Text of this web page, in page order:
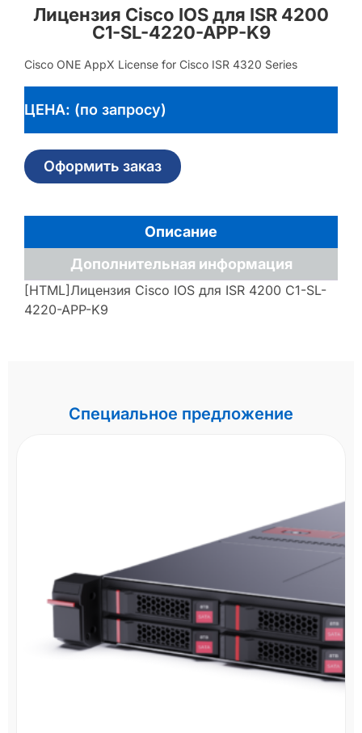
Лицензия Cisco IOS для ISR 4200
C1-SL-4220-APP-K9
Cisco ONE AppX License for Cisco ISR 4320 Series
ЦЕНА: (по запросу)
Оформить заказ
Описание
Дополнительная информация
[HTML]Лицензия Cisco IOS для ISR 4200 C1-SL-
4220-APP-K9
Специальное предложение